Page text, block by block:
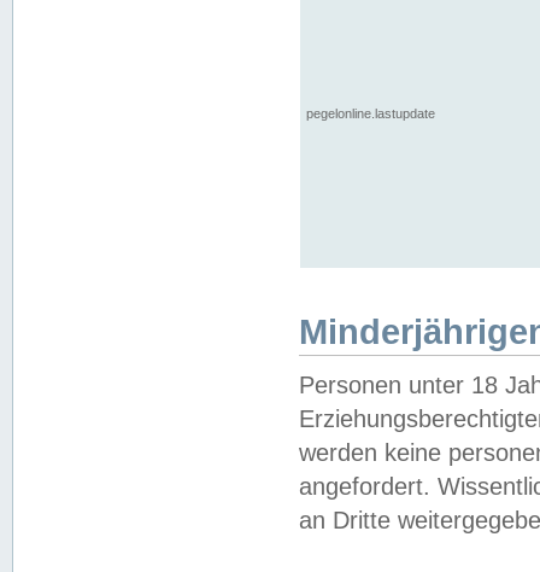
pegelonline.lastupdate
Personen unter 18
werden keine
angefordert.
an Dritte